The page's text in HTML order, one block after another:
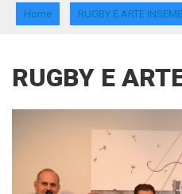
Home RUGBY E ARTE INSEME
RUGBY E